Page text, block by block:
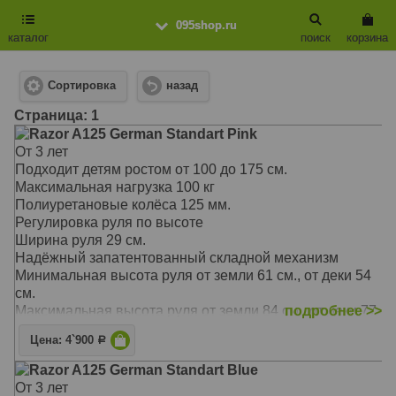
095shop.ru
каталог
корзина
поиск
Сортировка назад
Cтраница: 1
Razor A125 German Standart Pink
От 3 лет
Подходит детям ростом от 100 до 175 см.
Максимальная нагрузка 100 кг
Полиуретановые колёса 125 мм.
Регулировка руля по высоте
Ширина руля 29 см.
Надёжный запатентованный складной механизм
Минимальная высота руля от земли 61 см., от деки 54
см.
Максимальная высота руля от земли 84 см., от деки 77
Ширина платформы для ног (деки) 9,5 см.
"Полезная" длина деки 31 см., общая длина деки 69 см.
Дорожный просвет (клиренс) 5 см.
подробнее >>
Цена: 4`900 Р
Razor A125 German Standart Blue
От 3 лет